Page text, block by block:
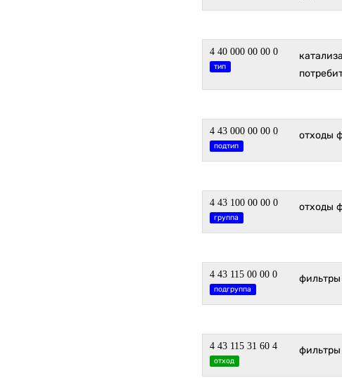
4 40 000 00 00 0
тип
4 43 000 00 00 0
подтип
отходы
4 43 100 00 00 0
группа
отходы
4 43 115 00 00 0
подгруппа
4 43 115 31 60 4
отход